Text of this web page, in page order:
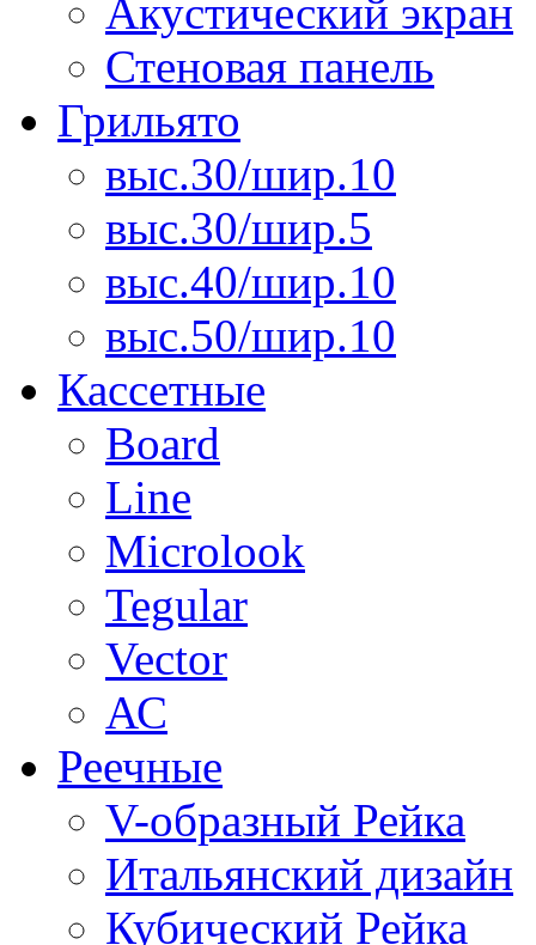
Акустический экран
Стеновая панель
Грильято
выс.30/шир.10
выс.30/шир.5
выс.40/шир.10
выс.50/шир.10
Кассетные
Board
Line
Microlook
Tegular
Vector
АС
Реечные
V-образный Рейка
Итальянский дизайн
Кубический Рейка